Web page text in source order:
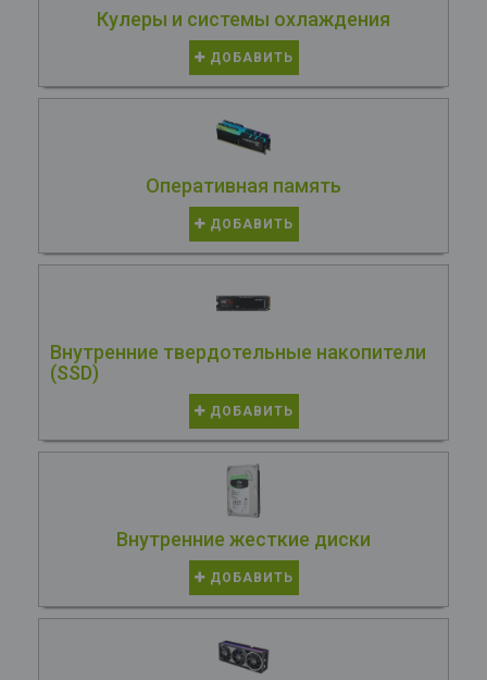
Кулеры и системы охлаждения
ДОБАВИТЬ
Оперативная память
ДОБАВИТЬ
Внутренние твердотельные накопители
(SSD)
ДОБАВИТЬ
Внутренние жесткие диски
ДОБАВИТЬ